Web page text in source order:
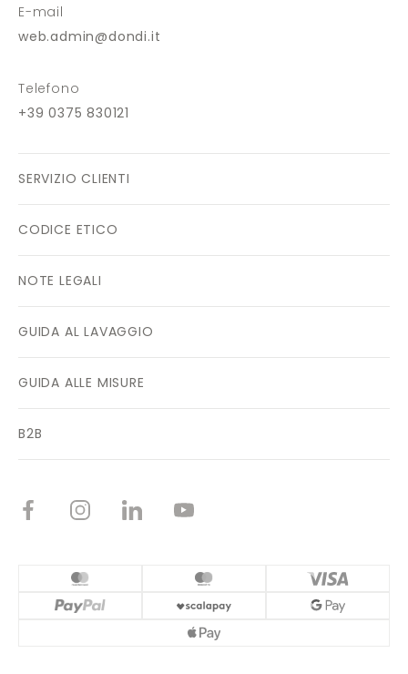
E-mail
web.admin@dondi.it
Telefono
+39 0375 830121
SERVIZIO CLIENTI
CODICE ETICO
NOTE LEGALI
GUIDA AL LAVAGGIO
GUIDA ALLE MISURE
B2B